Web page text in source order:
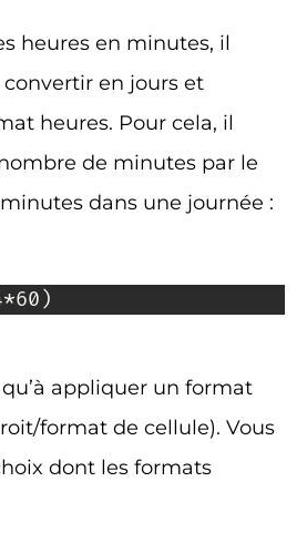
heures en minutes, il
en jours et
heures. Pour cela, il
de minutes par le
dans une journée :
appliquer un format
format de cellule). Vous
dont les formats